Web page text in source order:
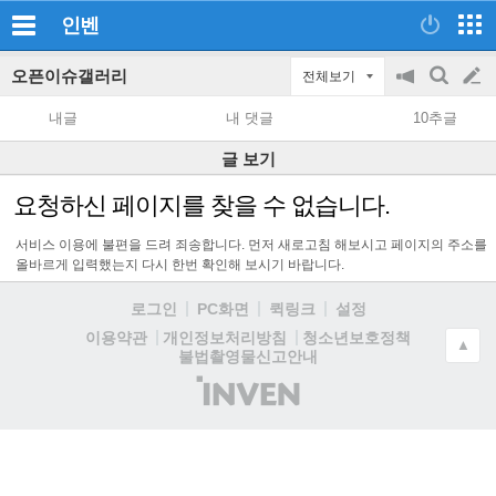
인벤
오픈이슈갤러리 전체보기
공
지
on/off
검
색
글
쓰
기
내글 내 댓글 10추글
글 보기
요청하신 페이지를 찾을 수 없습니다.
서비스 이용에 불편을 드려 죄송합니다. 먼저 새로고침 해보시고 페이지의 주소를
올바르게 입력했는지 다시 한번 확인해 보시기 바랍니다.
로그인 PC화면 퀵링크
설정
이용약관
개인정보처리방침
청소년보호정책
불법촬영물신고안내
(주)
인
▲